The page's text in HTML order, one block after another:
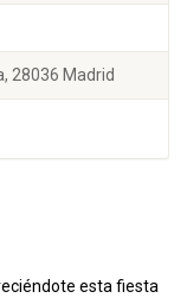
28036 Madrid
esta fiesta